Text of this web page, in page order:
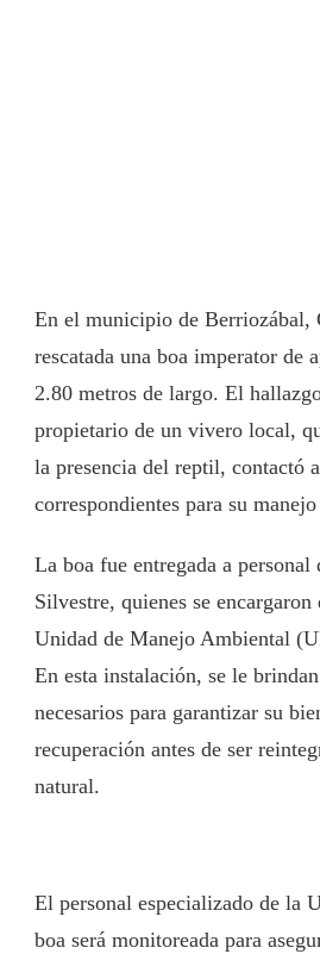
En el municipio de Berriozábal,
rescatada una boa imperator de
2.80 metros de largo. El
propietario de un vivero local,
la presencia del reptil, contactó
correspondientes para su
La boa fue entregada a personal
Silvestre, quienes se
Unidad de Manejo Ambiental
En esta instalación, se le
necesarios para garantizar su
recuperación antes de ser
natural.
El personal especializado de la
boa será monitoreada para